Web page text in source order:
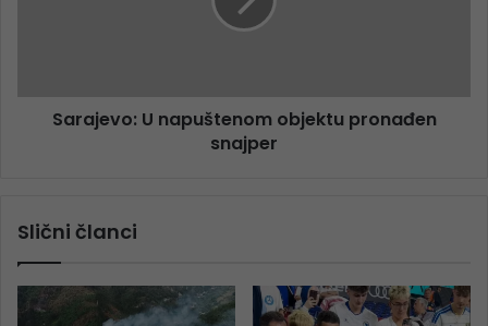
Sarajevo: U napuštenom objektu pronađen
snajper
Slični članci